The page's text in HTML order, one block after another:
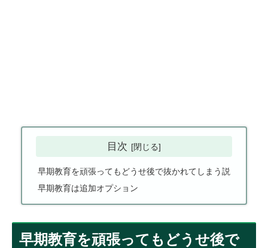
目次
早期教育を頑張ってもどうせ後で抜かれてしまう説
早期教育は追加オプション
早期教育を頑張ってもどうせ後で